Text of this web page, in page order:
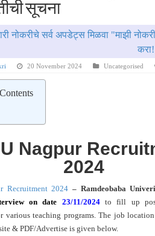
MPSC गट -क पूर्व परीक्षेचा अर्ज करण्यासाठी
सर्वोच्च न्यायालयाचा निर्णय ! पदवीधर वेतनश्रेणी
IBPS द्वारे ११४०३ कलर्क पदांची मोठी भरती ; बँकेत
महाराष्ट्रात अभियांत्रिकी प्रवेशासाठी तब्बल २
खुशखबर ! नागपूर विद्यापीठ मध्ये १३९ सहायक
सूचना
नोकरीचे सर्व अपडेट्स मिळवा "माझी
करा!
20 November 2024 Uncategorised
Nagpur
2024
Recruitment 2024 – Ramdeobaba
on date 23/11/2024 to fill up
various teaching programs. The job
& PDF/Advertise is given below.